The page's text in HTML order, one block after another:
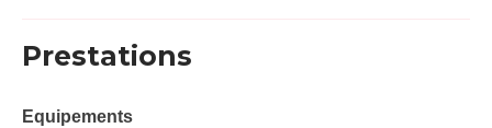
Prestations
Equipements